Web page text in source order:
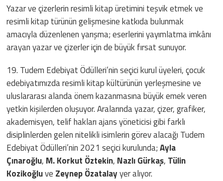
Yazar ve çizerlerin resimli kitap üretimini teşvik etmek ve
resimli kitap türünün gelişmesine katkıda bulunmak
amacıyla düzenlenen yarışma; eserlerini yayımlatma imkânı
arayan yazar ve çizerler için de büyük fırsat sunuyor.
19. Tudem Edebiyat Ödülleri’nin seçici kurul üyeleri, çocuk
edebiyatımızda resimli kitap kültürünün yerleşmesine ve
uluslararası alanda önem kazanmasına büyük emek veren
yetkin kişilerden oluşuyor. Aralarında yazar, çizer, grafiker,
akademisyen, telif hakları ajans yöneticisi gibi farklı
disiplinlerden gelen nitelikli isimlerin görev alacağı Tudem
Edebiyat Ödülleri’nin 2021 seçici kurulunda;Ayla
Çınaroğlu, M. Korkut Öztekin, Nazlı Gürkaş, Tülin
Kozikoğluve Zeynep Özatalayyer alıyor.